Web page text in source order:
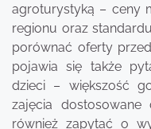
agroturystyką – ceny
regionu oraz
porównać oferty
pojawia się także
dzieci – większość
zajęcia dostosowane
również zapytać o